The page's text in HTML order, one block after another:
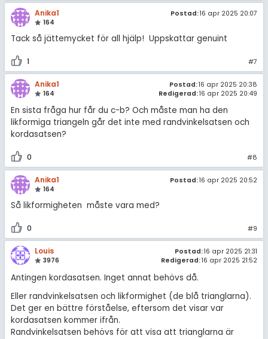
Anika1
164
Postad:16 apr 2025 20:07
Tack så jättemycket för all hjälp! Uppskattar genuint
1 #7
Anika1
164
Postad:16 apr 2025 20:38
Redigerad:16 apr 2025 20:49
En sista fråga hur får du c-b? Och måste man ha den
likformiga triangeln går det inte med randvinkelsatsen och
kordasatsen?
0 #8
Anika1
164
Postad:16 apr 2025 20:52
Så likformigheten måste vara med?
0 #9
Louis
3976
Postad:16 apr 2025 21:31
Redigerad:16 apr 2025 21:52
Antingen kordasatsen. Inget annat behövs då.
Eller randvinkelsatsen och likformighet (de blå trianglarna).
Det ger en bättre förståelse, eftersom det visar var
kordasatsen kommer ifrån.
Randvinkelsatsen behövs för att visa att trianglarna är